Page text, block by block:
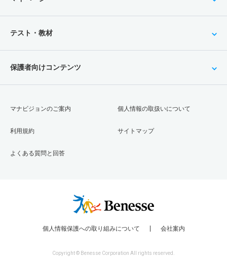
テスト・教材
保護者向けコンテンツ
マナビジョンのご案内
利用規約
よくある質問と回答
個人情報の取扱いについて
サイトマップ
個人情報保護への取り組みについて 会社案内
Copyright © Benesse Corporation All rights reserved.